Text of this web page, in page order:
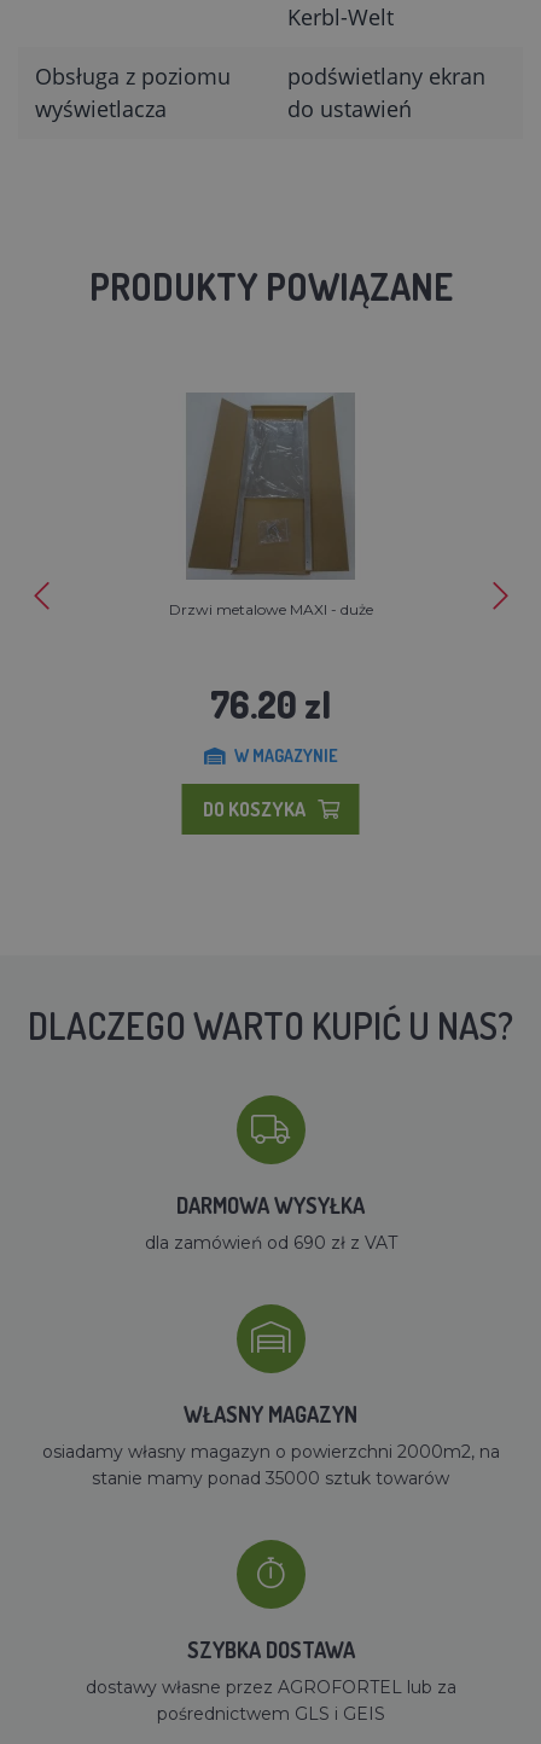
Kerbl-Welt
Obsługa z poziomu
wyświetlacza
podświetlany ekran
do ustawień
PRODUKTY POWIĄZANE
Drzwi metalowe MAXI - duże
76.20 zl
W MAGAZYNIE
DO KOSZYKA
DLACZEGO WARTO KUPIĆ U NAS?
DARMOWA WYSYŁKA
dla zamówień od 690 zł z VAT
WŁASNY MAGAZYN
osiadamy własny magazyn o powierzchni 2000m2, na
stanie mamy ponad 35000 sztuk towarów
SZYBKA DOSTAWA
dostawy własne przez AGROFORTEL lub za
pośrednictwem GLS i GEIS